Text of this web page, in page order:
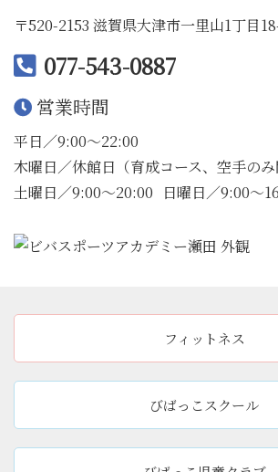
〒520-2153 滋賀県大津市一里山1丁目
077-543-0887
営業時間
平日／9:00〜22:00
木曜日／休館日（育成コース、空手のみ
土曜日／9:00〜20:00
日曜日／9:00〜
フィットネス
びばっこスクール